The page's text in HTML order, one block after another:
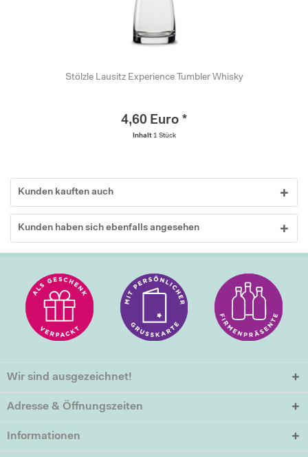
Stölzle Lausitz Experience Tumbler Whisky
4,60 Euro *
Inhalt 1 Stück
Kunden kauften auch
Kunden haben sich ebenfalls angesehen
Wir sind ausgezeichnet!
Adresse & Öffnungszeiten
Informationen